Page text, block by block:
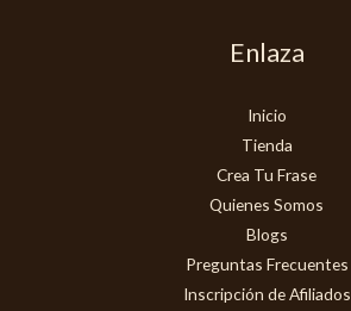
Enlaza
Inicio
Tienda
Crea Tu Frase
Quienes Somos
Blogs
Preguntas Frecuentes
Inscripción de Afiliados